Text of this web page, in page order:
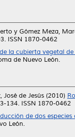
y Gómez Meza,
ISSN 1870-0462
la cubierta vegetal
de Nuevo León.
José de Jesús (2010)
134. ISSN 1870-0462
de dos
León.